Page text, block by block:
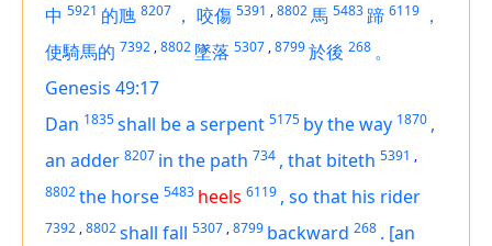
中 5921 的虺 8207 ， 咬傷 5391 ,8802馬 5483 蹄 6119 ，
使騎馬的 7392 ,8802 墜落 5307 ,8799於後 268 。
Genesis 49:17
Dan 1835shall be a serpent 5175 by the way 1870 ,
an adder 8207 in the path 734 , that biteth 5391 ,
8802the horse 5483 heels 6119 , so that his rider
7392 ,8802shall fall 5307 ,8799 backward 268 . [an